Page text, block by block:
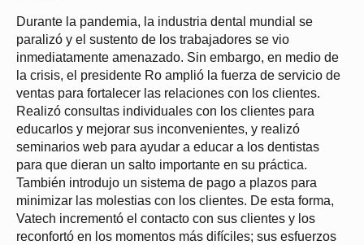
Durante la pandemia, la industria dental mundial se
paralizó y el sustento de los trabajadores se vio
inmediatamente amenazado. Sin embargo, en medio de
la crisis, el presidente Ro amplió la fuerza de servicio de
ventas para fortalecer las relaciones con los clientes.
Realizó consultas individuales con los clientes para
educarlos y mejorar sus inconvenientes, y realizó
seminarios web para ayudar a educar a los dentistas
para que dieran un salto importante en su práctica.
También introdujo un sistema de pago a plazos para
minimizar las molestias con los clientes. De esta forma,
Vatech incrementó el contacto con sus clientes y los
reconfortó en los momentos más difíciles; sus esfuerzos